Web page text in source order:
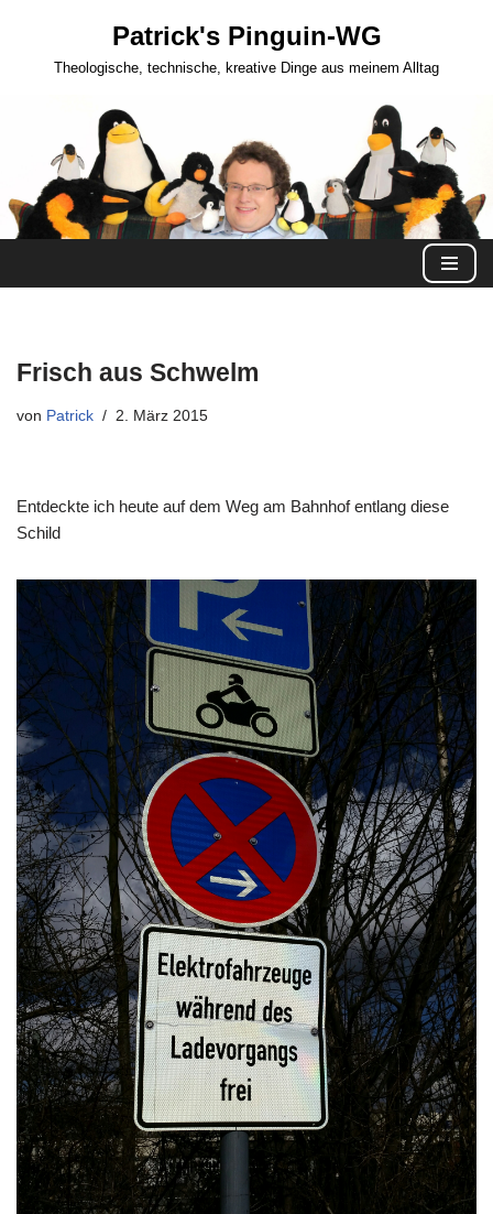
Patrick's Pinguin-WG
Theologische, technische, kreative Dinge aus meinem Alltag
Frisch aus Schwelm
von Patrick 2. März 2015
Entdeckte ich heute auf dem Weg am Bahnhof entlang diese
Schild